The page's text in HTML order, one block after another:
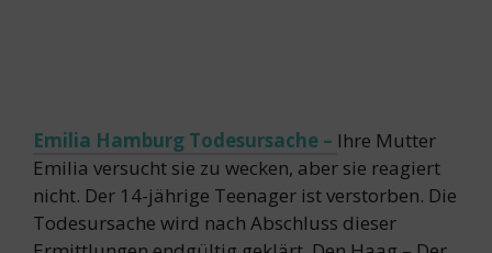
Emilia Hamburg Todesursache – Ihre Mutter
Emilia versucht sie zu wecken, aber sie reagiert
nicht. Der 14-jährige Teenager ist verstorben. Die
Todesursache wird nach Abschluss dieser